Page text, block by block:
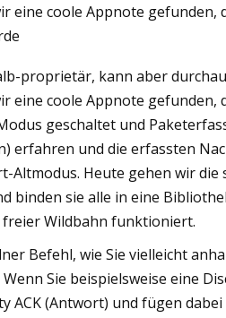
eine coole Appnote
proprietär, kann aber
eine coole Appnote
geschaltet und
erfahren und die erfassten
Altmodus. Heute gehen wir
binden sie alle in eine
Wildbahn funktioniert.
Befehl, wie Sie vielleicht
Sie beispielsweise eine
ACK (Antwort) und fügen